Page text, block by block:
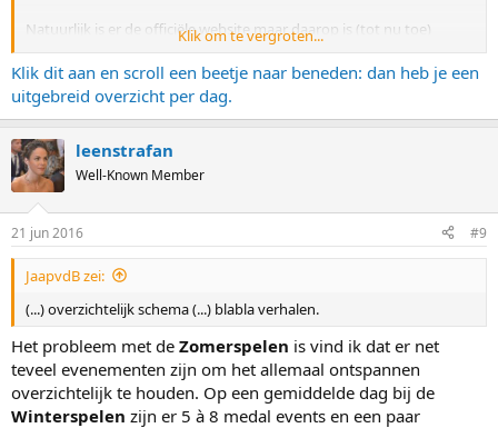
Natuurlijk is er de officiële website maar daarop is (tot nu toe)
slechts een globaal overzicht te vinden.
(https://www.rio2016.com/en/schedule-and-results )
Als je meer wilt weten over een sport of dagprogramma dan moet
je weer een andere menuoptie kiezen of tig keer doorklikken.
compact en helder overzicht.
Kortom: als iemand een tip kan geven welke krant of welk magazine
ik kan kopen (of desnoods: welke website handiger is), dan hoor ik
dat graag.
Misschien ben ik iets te vroeg met deze vraag want dat spul ligt nu
nog niet in de winkel maar ik stel hem alvast.
Voordat ik per ongeluk weer 9,95 heb uitgegeven aan een
waardeloos prul met blabla verhalen.
Klik om te vergroten...
Klik dit aan en scroll een beetje naar beneden: dan heb je een
uitgebreid overzicht per dag.
leenstrafan
Well-Known Member
21 jun 2016 #9
JaapvdB zei:
(...) overzichtelijk schema (...) blabla verhalen.
Het probleem met de Zomerspelen is vind ik dat er net
teveel evenementen zijn om het allemaal ontspannen
overzichtelijk te houden. Op een gemiddelde dag bij de
Winterspelen zijn er 5 à 8 medal events en een paar